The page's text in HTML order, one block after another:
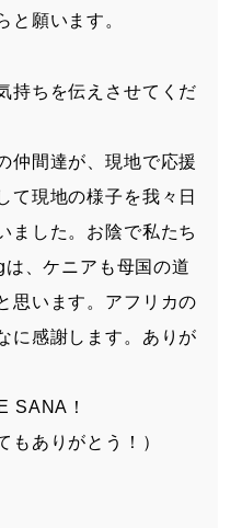
と願います。
持ちを伝えさせてくだ
仲間達が、現地で応援
て現地の様子を我々日
ました。お陰で私たち
、ケニアも母国の道
思います。アフリカの
に感謝します。ありが
SANA！
もありがとう！）